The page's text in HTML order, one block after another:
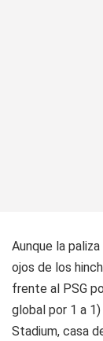
Aunque la
ojos de los
frente al PSG
global por 1 a
Stadium, casa